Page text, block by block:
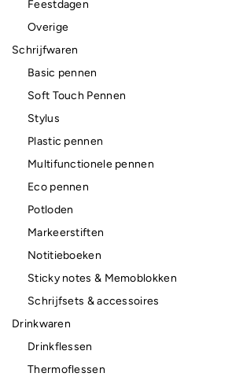
Feestdagen
Overige
Schrijfwaren
Basic pennen
Soft Touch Pennen
Stylus
Plastic pennen
Multifunctionele pennen
Eco pennen
Potloden
Markeerstiften
Notitieboeken
Sticky notes & Memoblokken
Schrijfsets & accessoires
Drinkwaren
Drinkflessen
Thermoflessen